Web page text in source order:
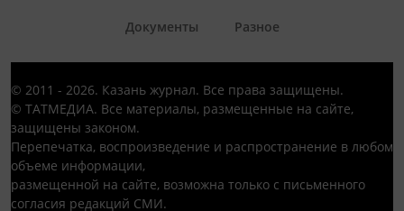
Документы Разное
© 2011 - 2026. Казань журнал. Все права защищены.
© ТАТМЕДИА. Все материалы, размещенные на сайте,
защищены законом.
Перепечатка, воспроизведение и распространение в любом
объеме информации,
размещенной на сайте, возможна только с письменного
согласия редакций СМИ.